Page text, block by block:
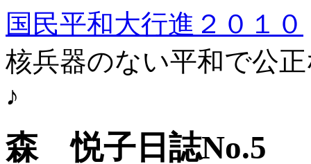
国民平和大行進２０１０
核兵器のない平和で公
♪
森 悦子日誌No.5